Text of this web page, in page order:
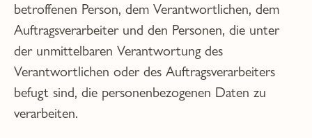
betroffenen Person, dem Verantwortlichen, dem
Auftragsverarbeiter und den Personen, die unter
der unmittelbaren Verantwortung des
Verantwortlichen oder des Auftragsverarbeiters
befugt sind, die personenbezogenen Daten zu
verarbeiten.